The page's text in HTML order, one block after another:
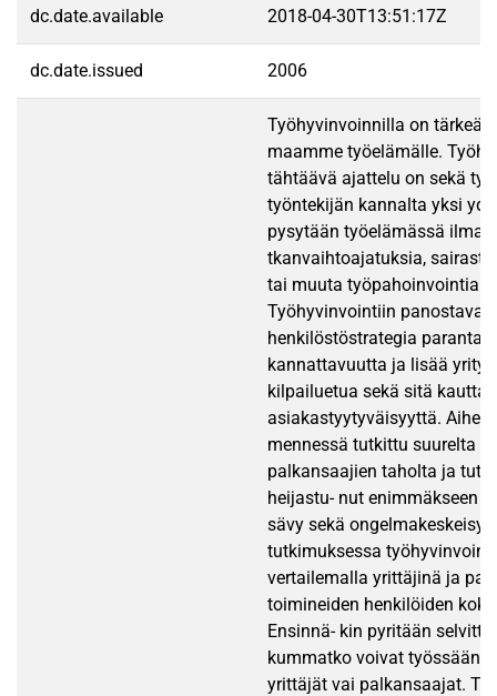
dc.date.available 2018-04-30T13:51:17Z
dc.date.issued 2006
Työhyvinvoinnilla on tärkeä
maamme työelämälle.
tähtäävä ajattelu on sekä
työntekijän kannalta yksi
pysytään työelämässä
tkanvaihtoajatuksia,
tai muuta työpahoinvointia.
Työhyvinvointiin panostava
henkilöstöstrategia
kannattavuutta ja lisää
kilpailuetua sekä sitä kautta
asiakastyytyväisyyttä.
mennessä tutkittu suurelta
palkansaajien taholta ja
heijastu- nut enimmäkseen
sävy sekä
tutkimuksessa
vertailemalla yrittäjinä ja
toimineiden henkilöiden
Ensinnä- kin pyritään
kummatko voivat työssään
yrittäjät vai palkansaajat.